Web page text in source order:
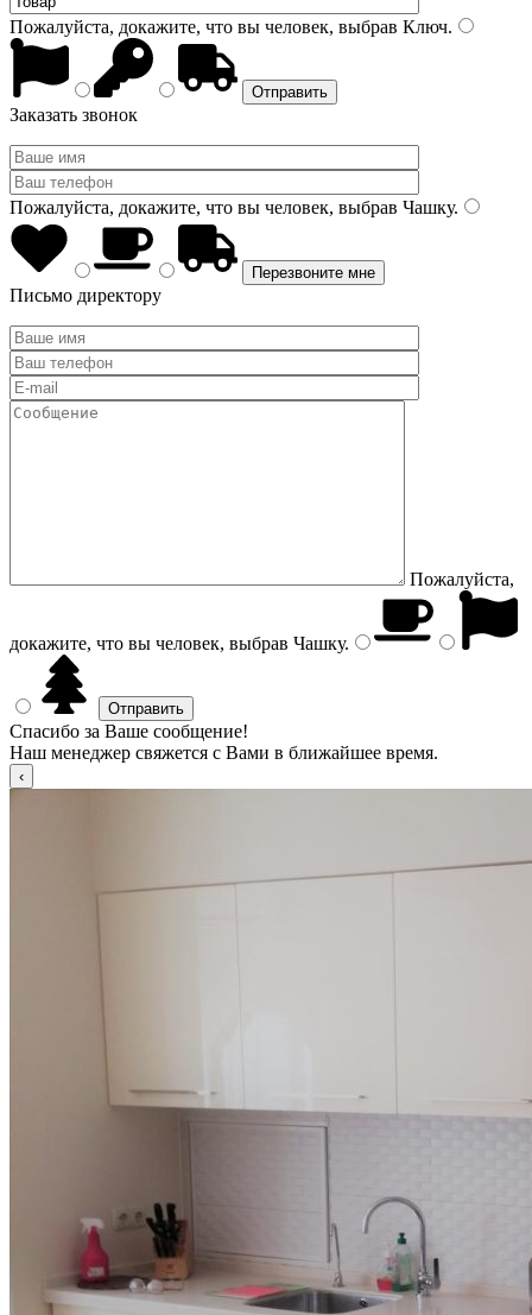
Пожалуйста, докажите, что вы человек, выбрав Ключ.
Заказать звонок
Пожалуйста, докажите, что вы человек, выбрав Чашку.
Письмо директору
Пожалуйста,
докажите, что вы человек, выбрав Чашку.
Спасибо за Ваше сообщение!
Наш менеджер свяжется с Вами в ближайшее время.